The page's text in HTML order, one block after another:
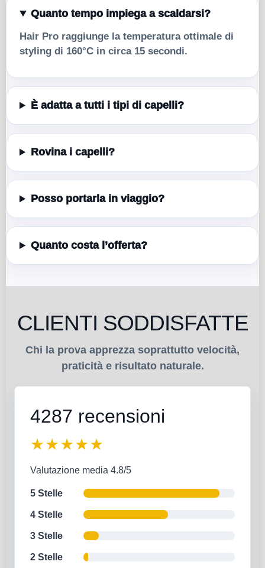
Quanto tempo impiega a scaldarsi?
Hair Pro raggiunge la temperatura ottimale di
styling di 160°C in circa 15 secondi.
È adatta a tutti i tipi di capelli?
Rovina i capelli?
Posso portarla in viaggio?
Quanto costa l’offerta?
CLIENTI SODDISFATTE
Chi la prova apprezza soprattutto velocità,
praticità e risultato naturale.
4287 recensioni
★★★★★
Valutazione media 4.8/5
5 Stelle
4 Stelle
3 Stelle
2 Stelle